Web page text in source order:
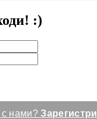
:)
с нами?